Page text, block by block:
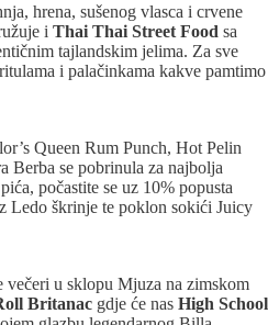
hrena, sušenog vlasca i crvene
i Thai Thai Street Food sa
tajlandskim jelima. Za sve
i palačinkama kakve pamtimo
Queen Rum Punch, Hot Pelin
Berba se pobrinula za najbolja
počastite se uz 10% popusta
Ledo škrinje te poklon sokići Juicy
večeri u sklopu Mjuza na zimskom
Britanac gdje će nas High School